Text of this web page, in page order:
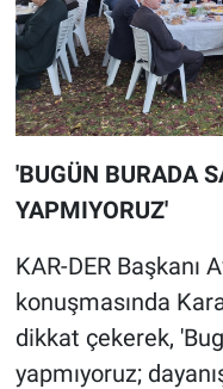
'BUGÜN BURADA
YAPMIYORUZ'
KAR-DER Başkanı
konuşmasında
dikkat çekerek,
yapmıyoruz;